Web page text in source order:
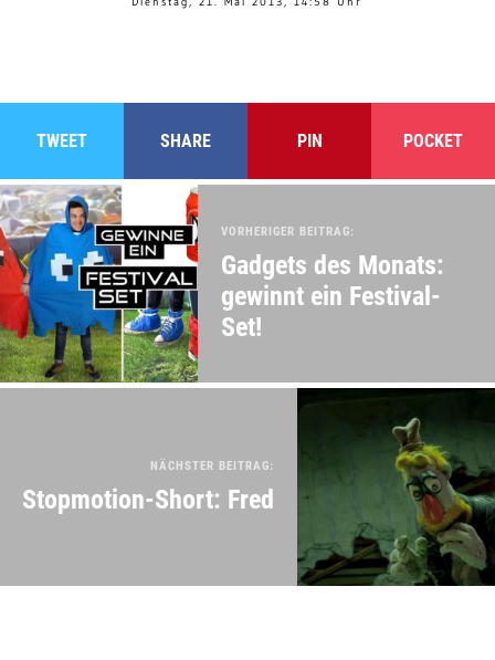
TWEET SHARE PIN POCKET
VORHERIGER BEITRAG:
Gadgets des Monats:
gewinnt ein Festival-
Set!
NÄCHSTER BEITRAG:
Stopmotion-Short: Fred